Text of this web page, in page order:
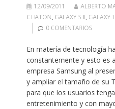
12/09/2011
ALBERTO
CHATON, GALAXY S II, GALAXY
0 COMENTARIOS
En matería de tecnología
constantemente y esto es
empresa Samsung al
y ampliar el tamaño de su
para que los usuarios
entretenimiento y con